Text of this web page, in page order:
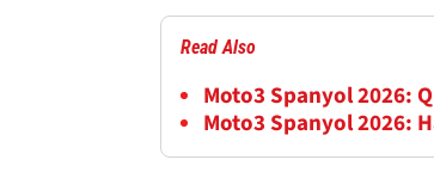
Read Also
Moto3 Spanyol 2026:
Moto3 Spanyol 2026: